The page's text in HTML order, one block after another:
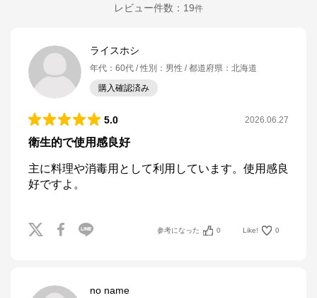
レビュー件数： 19件
ライスホシ
年代 ： 60代 性別 ： 男性 都道府県 ： 北海道
購入確認済み
5.0 2026.06.27
衛生的で使用感良好
主に料理や消毒用として利用しています。使用感良
好ですよ。
参考になった 0 Like! 0
no name